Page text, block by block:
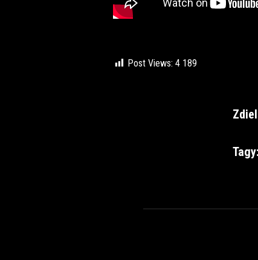
Post Views: 4 189
Tagy: